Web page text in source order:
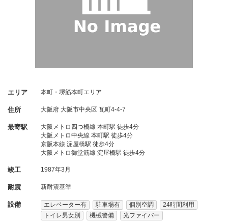
エリア 本町・堺筋本町エリア
住所 大阪府 大阪市中央区 瓦町4-4-7
最寄駅
大阪メトロ四つ橋線 本町駅 徒歩4分
大阪メトロ中央線 本町駅 徒歩4分
京阪本線 淀屋橋駅 徒歩4分
大阪メトロ御堂筋線 淀屋橋駅 徒歩4分
竣工 1987年3月
耐震 新耐震基準
設備 エレベーター有 駐車場有 個別空調
24時間利用
トイレ男女別
機械警備 光ファイバー